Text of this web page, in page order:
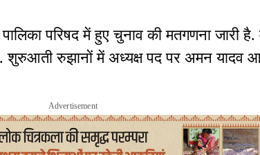
परिषद में हुए चुनाव की मतगणना जारी है.
शुरुआती रुझानों में अध्यक्ष पद पर अमन यादव
Advertisement